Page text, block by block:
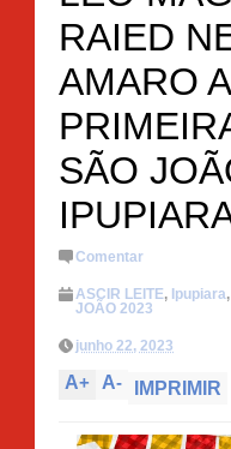
RAIED
AMARO
SÃO
Comentar
ASCIR LEITE, Ipupiara,
JOÃO 2023
junho 22, 2023
A+ A- IMPRIMIR